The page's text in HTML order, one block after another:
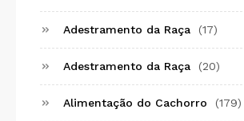
Adestramento da Raça (17)
Adestramento da Raça (20)
Alimentação do Cachorro (179)